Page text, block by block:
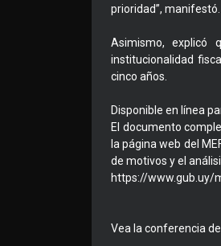
prioridad”, manifestó.
Asimismo, explicó
institucionalidad
cinco años.
Disponible en línea
El documento
la página web del
de motivos y el
https://www.gub.uy/
Vea la conferencia